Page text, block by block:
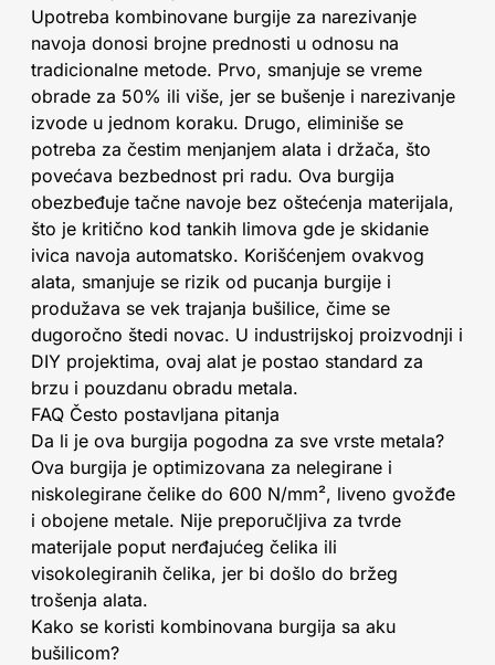
Upotreba kombinovane burgije za narezivanje
navoja donosi brojne prednosti u odnosu na
tradicionalne metode. Prvo, smanjuje se vreme
obrade za 50% ili više, jer se bušenje i narezivanje
izvode u jednom koraku. Drugo, eliminiše se
potreba za čestim menjanjem alata i držača, što
povećava bezbednost pri radu. Ova burgija
obezbeđuje tačne navoje bez oštećenja materijala,
što je kritično kod tankih limova gde je skidanie
ivica navoja automatsko. Korišćenjem ovakvog
alata, smanjuje se rizik od pucanja burgije i
produžava se vek trajanja bušilice, čime se
dugoročno štedi novac. U industrijskoj proizvodnji i
DIY projektima, ovaj alat je postao standard za
brzu i pouzdanu obradu metala.
FAQ Često postavljana pitanja
Da li je ova burgija pogodna za sve vrste metala?
Ova burgija je optimizovana za nelegirane i
niskolegirane čelike do 600 N/mm², liveno gvožđe
i obojene metale. Nije preporučljiva za tvrde
materijale poput nerđajućeg čelika ili
visokolegiranih čelika, jer bi došlo do bržeg
trošenja alata.
Kako se koristi kombinovana burgija sa aku
bušilicom?